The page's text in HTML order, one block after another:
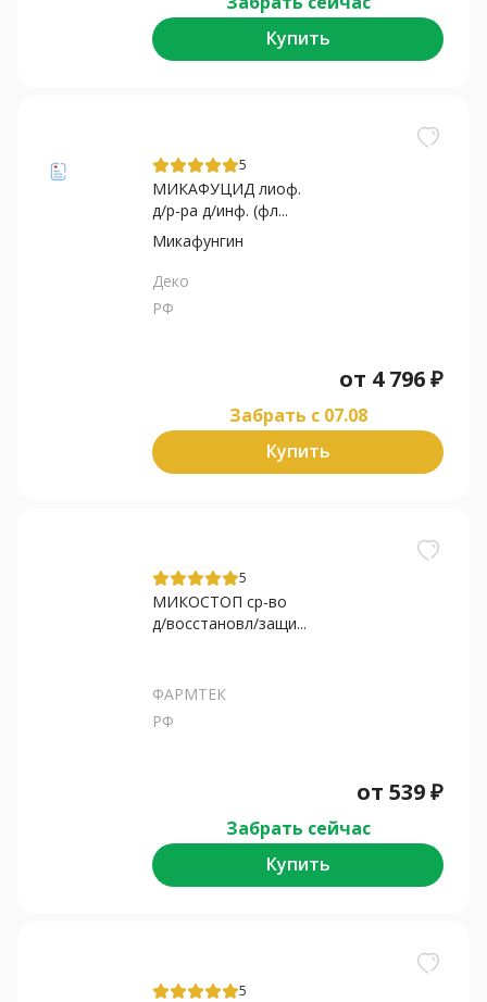
Купить
5
МИКАФУЦИД лиоф.
д/р-ра д/инф. (фл...
Микафунгин
Деко
РФ
от 4 796₽
Забрать c 07.08
Купить
5
МИКОСТОП ср-во
д/восстановл/защи...
ФАРМТЕК
РФ
от 539₽
Забрать сейчас
Купить
5